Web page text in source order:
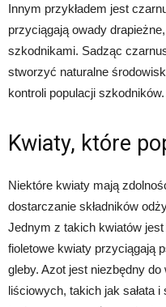
Innym przykładem jest
przyciągają owady
szkodnikami. Sadząc
stworzyć naturalne
kontroli populacji szkodników.
Kwiaty, które
Niektóre kwiaty mają
dostarczanie składników
Jednym z takich kwiatów
fioletowe kwiaty przyciągają
gleby. Azot jest niezbędny
liściowych, takich jak sałata